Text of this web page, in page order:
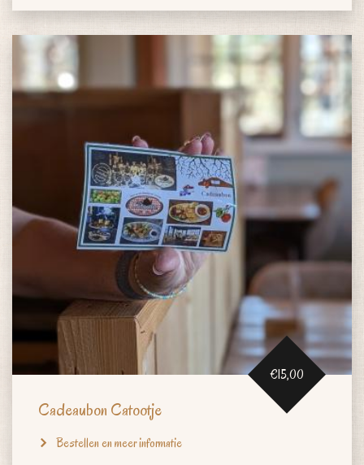
€15,00
Cadeaubon Catootje
Bestellen en meer informatie